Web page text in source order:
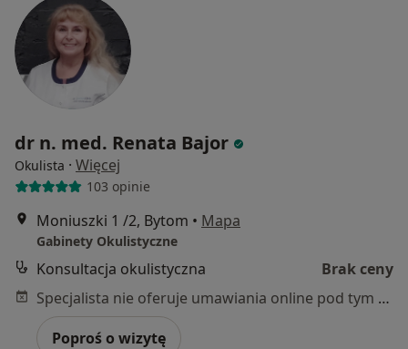
dr n. med. Renata Bajor
Okulista · Więcej
103 opinie
Moniuszki 1 /2, Bytom • Mapa
Gabinety Okulistyczne
Konsultacja okulistyczna
Brak ceny
Specjalista nie oferuje umawiania online pod tym adresem.
Poproś o wizytę